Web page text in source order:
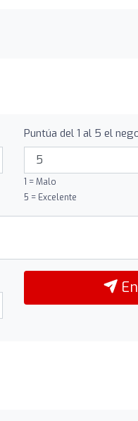
Puntúa del 1 al 5 el
1 = Malo
5 = Excelente